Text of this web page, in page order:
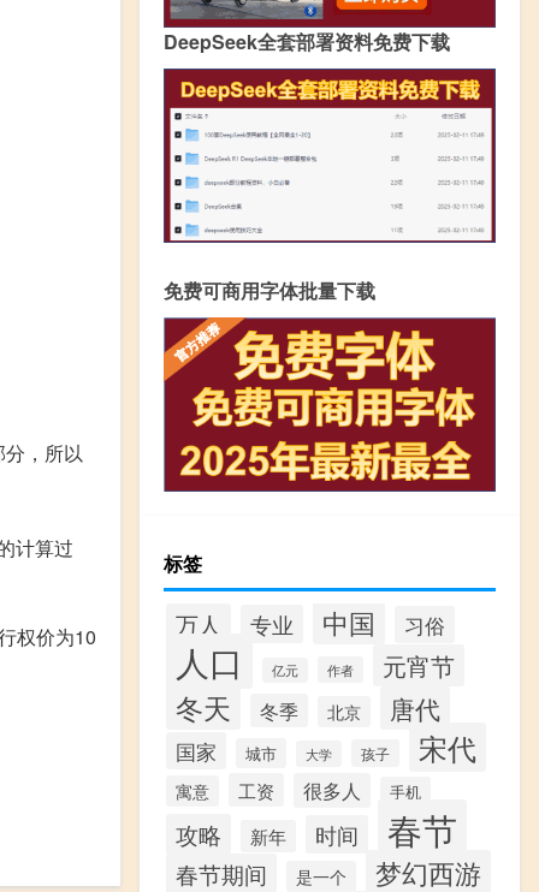
，所以
计算过
权价为10
DeepSeek全套部署资料免费下载
免费可商用字体批量下载
标签
万人 专业 中国 习俗
人口 亿元 作者 元宵节
冬天 冬季 北京 唐代
国家 城市 大学 孩子 宋代
寓意 工资 很多人 手机
攻略 新年 时间 春节
春节期间 是一个 梦幻西游